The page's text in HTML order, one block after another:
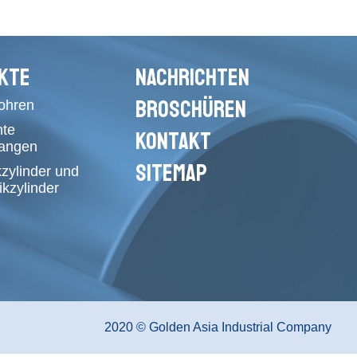
und
NACHRICHTEN
BROSCHÜREN
KONTAKT
SITEMAP
2020 © Golden Asia Industrial Company